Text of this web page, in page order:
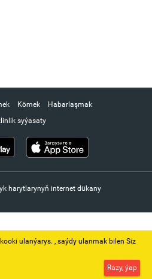
Kömek
Habarlaşmak
syýasaty
harytlarynyň internet dükany
ulanýarys. ‚ saýdy ulanmak bilen Siz
Razy, ýap